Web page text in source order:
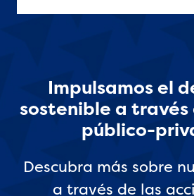
Impulsamos el
sostenible a
público-
Descubra más sobre
a través de las